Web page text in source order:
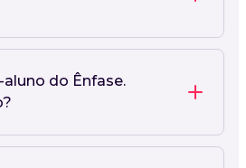
do Ênfase.